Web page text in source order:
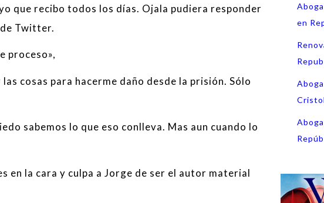
que recibo todos los días. Ojala pudiera responder
Twitter.
proceso»,
cosas para hacerme daño desde la prisión. Sólo
sabemos lo que eso conlleva. Mas aun cuando lo
en la cara y culpa a Jorge de ser el autor material
en